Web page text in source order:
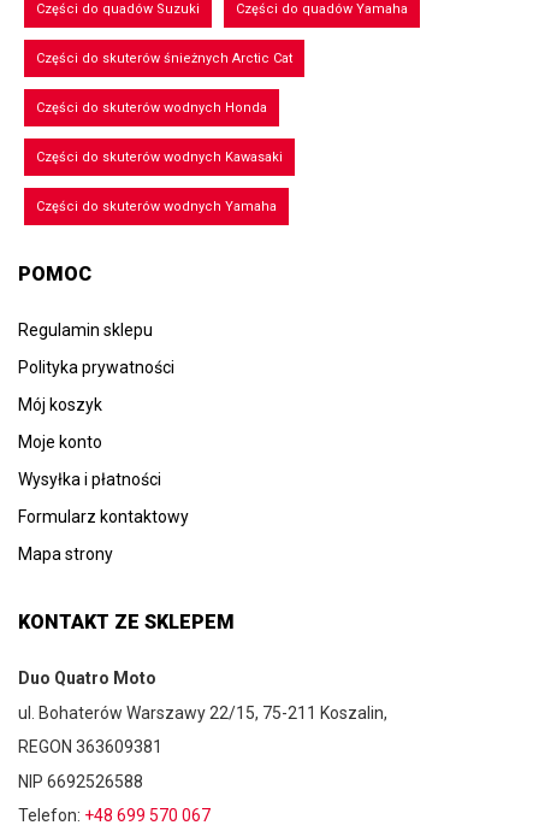
Części do quadów Suzuki Części do quadów Yamaha
Części do skuterów śnieżnych Arctic Cat
Części do skuterów wodnych Honda
Części do skuterów wodnych Kawasaki
Części do skuterów wodnych Yamaha
POMOC
Regulamin sklepu
Polityka prywatności
Mój koszyk
Moje konto
Wysyłka i płatności
Formularz kontaktowy
Mapa strony
KONTAKT ZE SKLEPEM
Duo Quatro Moto
ul. Bohaterów Warszawy 22/15, 75-211 Koszalin,
REGON 363609381
NIP 6692526588
Telefon: +48 699 570 067